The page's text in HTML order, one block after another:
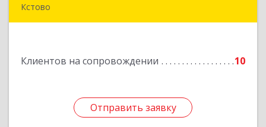
Кстово
Клиентов на сопровождении 10
Отправить заявку
Отправить заявку